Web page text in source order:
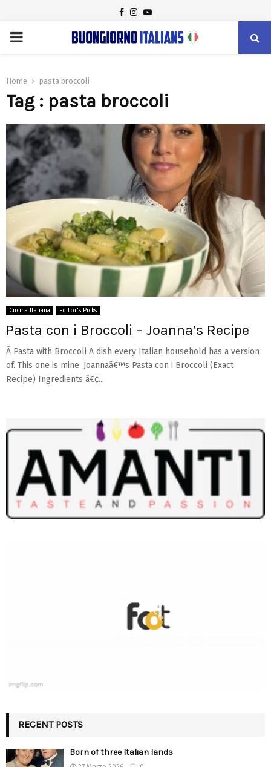
FACEBOOK
INSTAGRAM
YOUTUBE
PRIMARY
Home pasta broccoli
Tag : pasta broccoli
Cucina Italiana Editor's Picks
Pasta con i Broccoli – Joanna’s Recipe
Â Pasta with Broccoli A dish every Italian household has a version
of. This one is mine. Joannaâ€™s Pasta con i Broccoli (Exact
Recipe) Ingredients â€¢...
RECENT POSTS
Born of three Italian lands